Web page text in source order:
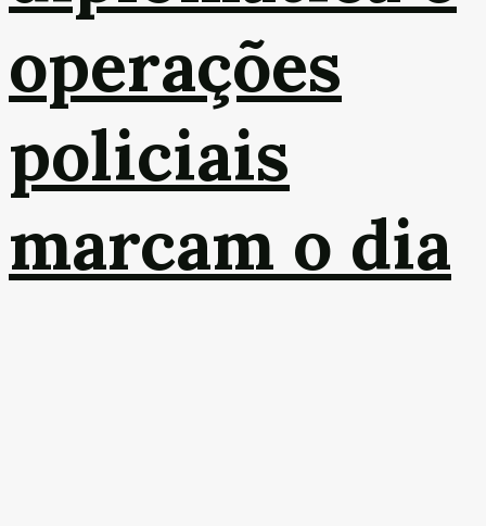
operações
policiais
marcam o dia